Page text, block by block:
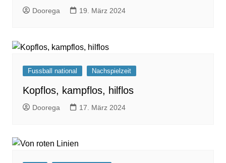
Doorega 19. März 2024
Fussball national Nachspielzeit
Kopflos, kampflos, hilflos
Doorega 17. März 2024